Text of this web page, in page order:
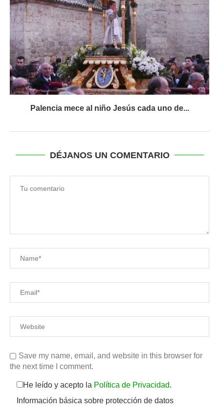
Palencia mece al niño Jesús cada uno de...
DÉJANOS UN COMENTARIO
Save my name, email, and website in this browser for
the next time I comment.
He leído y acepto la Política de Privacidad.
Información básica sobre protección de datos